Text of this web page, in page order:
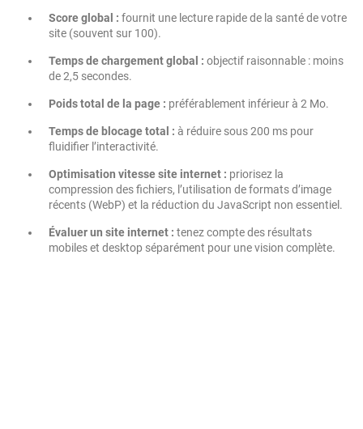
Score global : fournit une lecture rapide de la santé de votre
site (souvent sur 100).
Temps de chargement global : objectif raisonnable : moins
de 2,5 secondes.
Poids total de la page : préférablement inférieur à 2 Mo.
Temps de blocage total : à réduire sous 200 ms pour
fluidifier l’interactivité.
Optimisation vitesse site internet : priorisez la
compression des fichiers, l’utilisation de formats d’image
récents (WebP) et la réduction du JavaScript non essentiel.
Évaluer un site internet : tenez compte des résultats
mobiles et desktop séparément pour une vision complète.